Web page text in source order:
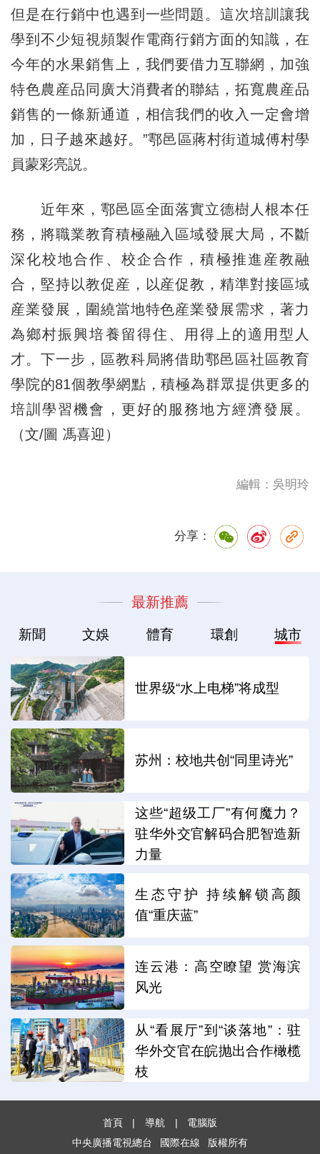
但是在行銷中也遇到一些問題。這次培訓讓我
學到不少短視頻製作電商行銷方面的知識，在
今年的水果銷售上，我們要借力互聯網，加強
特色農産品同廣大消費者的聯結，拓寬農産品
銷售的一條新通道，相信我們的收入一定會增
加，日子越來越好。”鄠邑區蔣村街道城傅村學
員蒙彩亮説。
近年來，鄠邑區全面落實立德樹人根本任
務，將職業教育積極融入區域發展大局，不斷
深化校地合作、校企合作，積極推進産教融
合，堅持以教促産，以産促教，精準對接區域
産業發展，圍繞當地特色産業發展需求，著力
為鄉村振興培養留得住、用得上的適用型人
才。下一步，區教科局將借助鄠邑區社區教育
學院的81個教學網點，積極為群眾提供更多的
培訓學習機會，更好的服務地方經濟發展。
（文/圖 馮喜迎）
編輯：吳明玲
分享：
最新推薦
新聞 文娛 體育 環創 城市
世界级“水上电梯”将成型
苏州：校地共创“同里诗光”
这些“超级工厂”有何魔力？
驻华外交官解码合肥智造新
力量
生态守护 持续解锁高颜
值“重庆蓝”
连云港：高空瞭望 赏海滨
风光
从“看展厅”到“谈落地”：驻
华外交官在皖抛出合作橄榄
枝
首頁 | 導航 |
電腦版
中央廣播電視總台
國際在線 版權所有